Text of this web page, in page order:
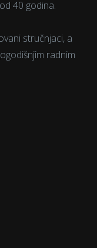
40 godina.
stručnjaci, a
radnim